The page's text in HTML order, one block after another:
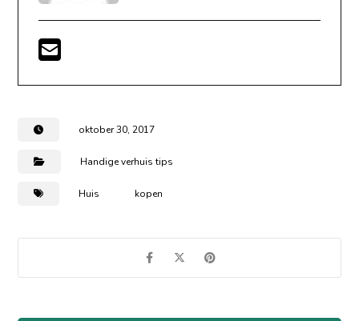
oktober 30, 2017
Handige verhuis tips
Huis kopen